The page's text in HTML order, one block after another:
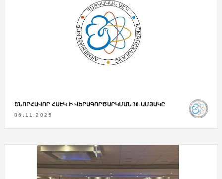
ՇՆՈՐՀԱՎՈՐ ՀԱԷԿ-Ի ՎԵՐԱԳՈՐԾԱՐԿՄԱՆ 30-ԱՄՅԱԿԸ
06.11.2025